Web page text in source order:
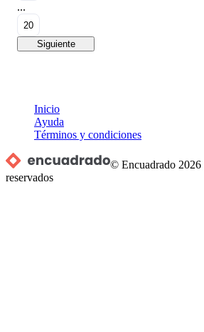
...
20
Siguiente
Inicio
Ayuda
Términos y condiciones
© Encuadrado 2026
reservados